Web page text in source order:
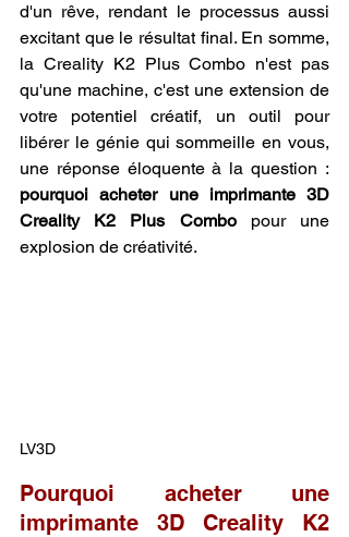
d'un rêve, rendant le processus aussi
excitant que le résultat final. En somme,
la Creality K2 Plus Combo n'est pas
qu'une machine, c'est une extension de
votre potentiel créatif, un outil pour
libérer le génie qui sommeille en vous,
pourquoi acheter une imprimante 3D
Creality K2 Plus Combo pour une
explosion de créativité.
LV3D
Pourquoi acheter une
imprimante 3D Creality K2